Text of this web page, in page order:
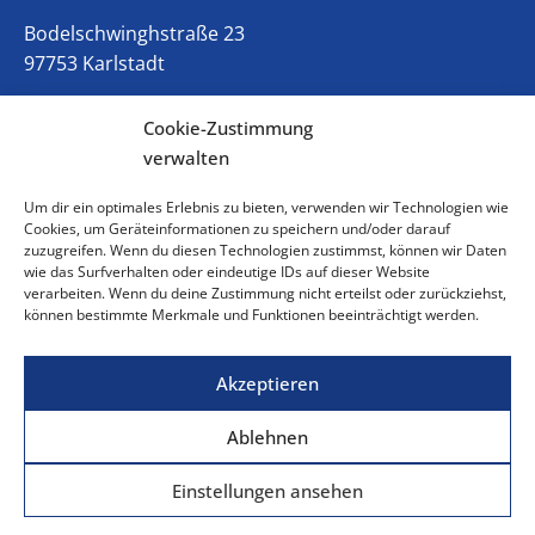
Cookie-Zustimmung
verwalten
Um dir ein optimales Erlebnis zu bieten, verwenden wir Technologien wie
Cookies, um Geräteinformationen zu speichern und/oder darauf
zuzugreifen. Wenn du diesen Technologien zustimmst, können wir Daten
wie das Surfverhalten oder eindeutige IDs auf dieser Website
verarbeiten. Wenn du deine Zustimmung nicht erteilst oder zurückziehst,
können bestimmte Merkmale und Funktionen beeinträchtigt werden.
Akzeptieren
Ablehnen
Einstellungen ansehen
Bodelschwinghstraße 23
97753 Karlstadt
leitung@kinderhaus-zhf.de
Telefon Leitung, Tina Ehrenfeld:
09353-98404-10
Mail:verwaltung@kinderhaus-zhf.de
Telefon Verwaltung, Kerstin Richter: 09353-98404-20
Öffnungszeiten
Montag bis Donnerstag: 7.15 Uhr bis 16.00 Uhr
Freitag: 7.15 Uhr bis 15.00 Uhr